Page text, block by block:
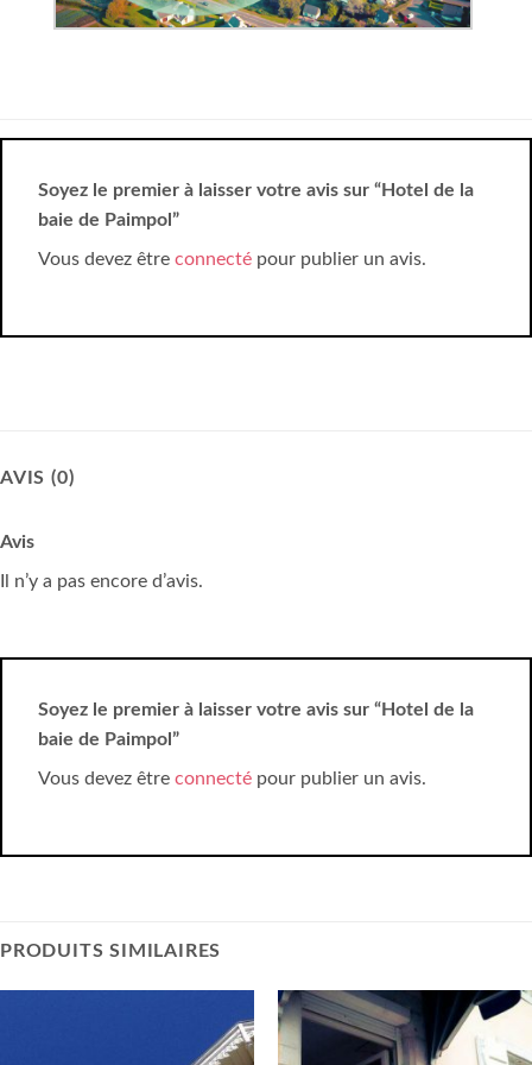
Soyez le premier à laisser votre avis sur “Hotel de la
baie de Paimpol”
Vous devez être connecté pour publier un avis.
AVIS (0)
Avis
Il n’y a pas encore d’avis.
Soyez le premier à laisser votre avis sur “Hotel de la
baie de Paimpol”
Vous devez être connecté pour publier un avis.
PRODUITS SIMILAIRES